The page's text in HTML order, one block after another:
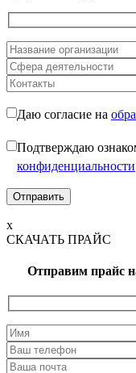
Даю согласие на
Подтверждаю
конфиденциальности
x
СКАЧАТЬ ПРАЙС
Отправим прайс